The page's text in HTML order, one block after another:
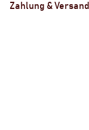
Zahlung & Versand